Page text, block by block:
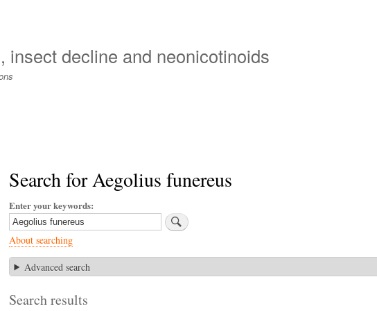
content
insect decline and neonicotinoids
Search for Aegolius funereus
Enter your keywords
About searching
Advanced search
Search results